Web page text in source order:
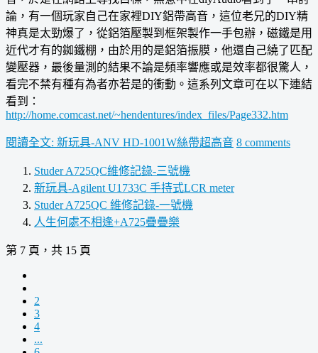
論，有一個玩家自己在家裡DIY鋁帶高音，這位老兄的DIY精
神真是太勁爆了，從鋁箔壓製到框架製作一手包辦，磁鐵是用
近代才有的銣鐵棚，由於用的是鋁箔振膜，他還自己繞了匹配
變壓器，最後量測的結果不論是頻率響應或是效率都很驚人，
看完不禁有種有為者亦若是的衝動。這系列文章可在以下連結
看到：
http://home.comcast.net/~hendentures/index_files/Page332.htm
閱讀全文: 新玩具-ANV HD-1001W絲帶超高音 8 comments
Studer A725QC維修記錄-三號機
新玩具-Agilent U1733C 手持式LCR meter
Studer A725QC 維修記錄-一號機
人生何處不相逢+A725疊疊樂
第 7 頁，共 15 頁
2
3
4
...